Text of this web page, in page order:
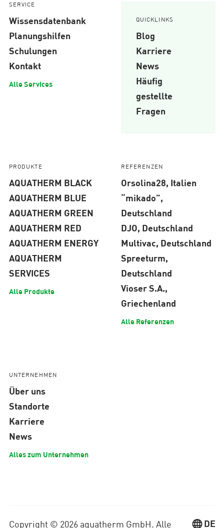
SERVICE
Wissensdatenbank
Planungshilfen
Schulungen
Kontakt
Alle Services
QUICKLINKS
Blog
Karriere
News
Häufig
gestellte
Fragen
PRODUKTE
AQUATHERM BLACK
AQUATHERM BLUE
AQUATHERM GREEN
AQUATHERM RED
AQUATHERM ENERGY
AQUATHERM
SERVICES
Alle Produkte
REFERENZEN
Orsolina28, Italien
“mikado”,
Deutschland
DJO, Deutschland
Multivac, Deutschland
Spreeturm,
Deutschland
Vioser S.A.,
Griechenland
Alle Referenzen
UNTERNEHMEN
Über uns
Standorte
Karriere
News
Alles zum Unternehmen
Copyright © 2026 aquatherm GmbH. Alle DE